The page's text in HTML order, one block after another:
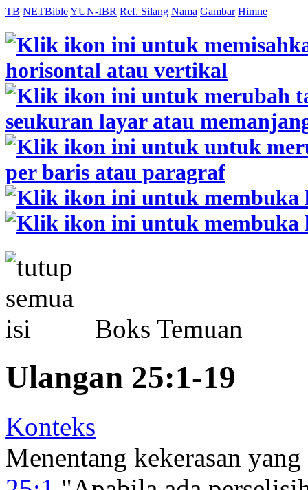
TB NETBibleYUN-IBR Ref. Silang Nama Gambar Himne
Boks Temuan
Ulangan 25:1-19
Konteks
Menentang kekerasan